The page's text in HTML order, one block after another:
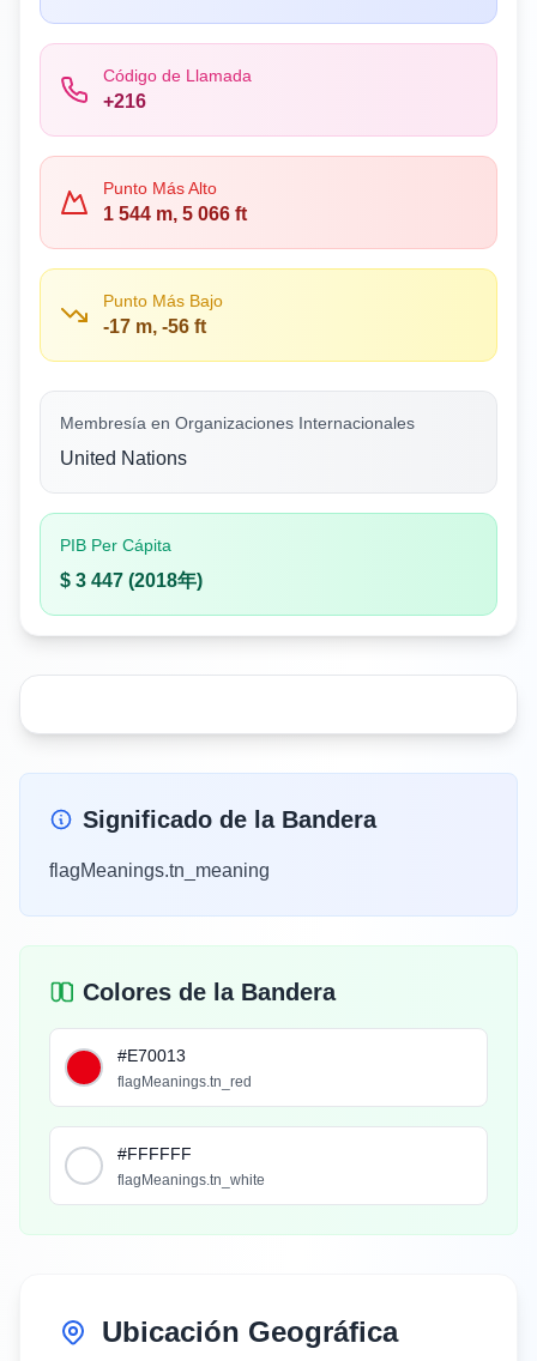
Código de Llamada
+216
Punto Más Alto
1 544 m, 5 066 ft
Punto Más Bajo
-17 m, -56 ft
Membresía en Organizaciones Internacionales
United Nations
PIB Per Cápita
$ 3 447 (2018年)
Significado de la Bandera
flagMeanings.tn_meaning
Colores de la Bandera
#E70013
flagMeanings.tn_red
#FFFFFF
flagMeanings.tn_white
Ubicación Geográfica